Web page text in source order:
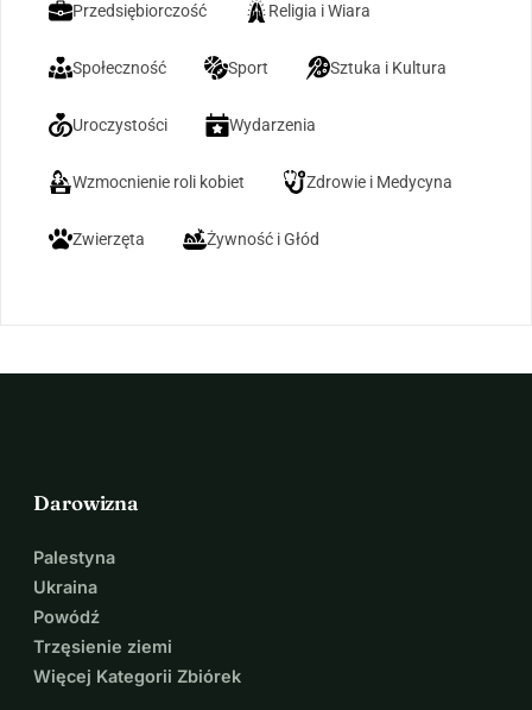
Przedsiębiorczość Religia i Wiara
Społeczność Sport Sztuka i Kultura
Uroczystości Wydarzenia
Wzmocnienie roli kobiet Zdrowie i Medycyna
Zwierzęta Żywność i Głód
Darowizna
Palestyna
Ukraina
Powódź
Trzęsienie ziemi
Więcej Kategorii Zbiórek